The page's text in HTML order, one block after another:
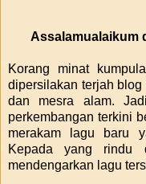
Assalamualaikum
Korang minat
dipersilakan terjah
dan mesra alam.
perkembangan terkini
merakam lagu baru
Kepada yang rindu
mendengarkan lagu